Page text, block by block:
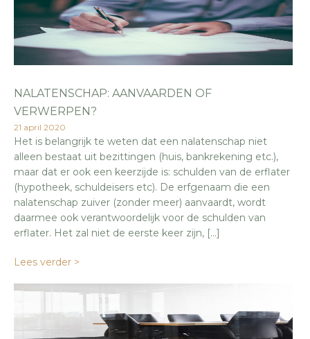
NALATENSCHAP: AANVAARDEN OF
VERWERPEN?
21 april 2020
Het is belangrijk te weten dat een nalatenschap niet
alleen bestaat uit bezittingen (huis, bankrekening etc.),
maar dat er ook een keerzijde is: schulden van de erflater
(hypotheek, schuldeisers etc). De erfgenaam die een
nalatenschap zuiver (zonder meer) aanvaardt, wordt
daarmee ook verantwoordelijk voor de schulden van
erflater. Het zal niet de eerste keer zijn, […]
Lees verder >